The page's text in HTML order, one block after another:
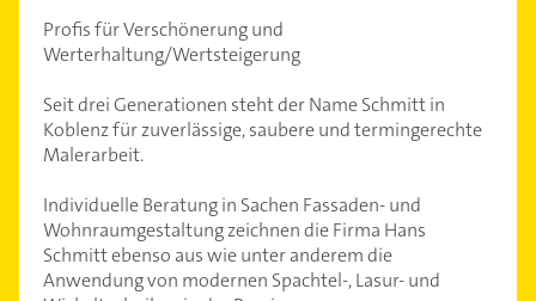
Profis für Verschönerung und
Werterhaltung/Wertsteigerung
Seit drei Generationen steht der Name Schmitt in
Koblenz für zuverlässige, saubere und termingerechte
Malerarbeit.
Individuelle Beratung in Sachen Fassaden- und
Wohnraumgestaltung zeichnen die Firma Hans
Schmitt ebenso aus wie unter anderem die
Anwendung von modernen Spachtel-, Lasur- und